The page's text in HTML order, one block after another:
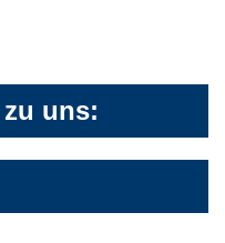
uns: